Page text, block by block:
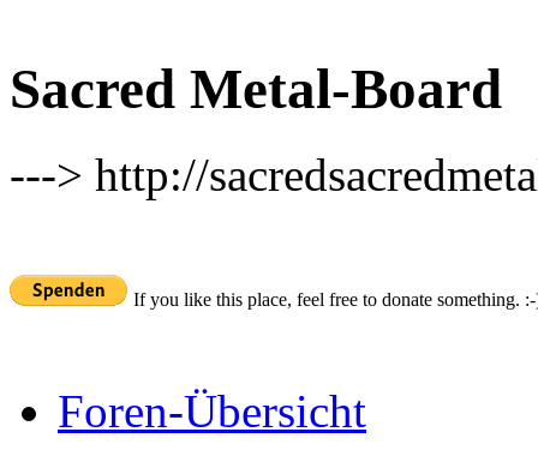
Sacred Metal-Board
---> http://
If you like this place, feel free to donate something.
Foren-Übersicht